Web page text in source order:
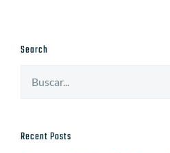
Search
Recent Posts